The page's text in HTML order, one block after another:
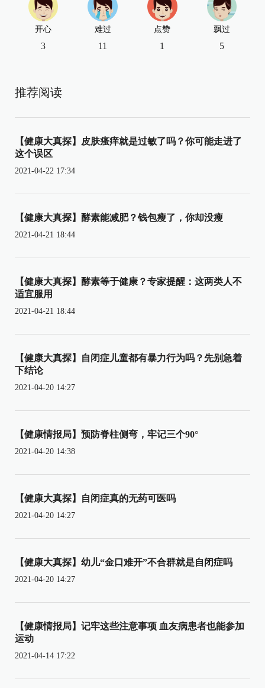
开心
3
难过
11
点赞
1
飘过
5
推荐阅读
【健康大真探】皮肤瘙痒就是过敏了吗？你可能走进了
这个误区
2021-04-22 17:34
【健康大真探】酵素能减肥？钱包瘦了，你却没瘦
2021-04-21 18:44
【健康大真探】酵素等于健康？专家提醒：这两类人不
适宜服用
2021-04-21 18:44
【健康大真探】自闭症儿童都有暴力行为吗？先别急着
下结论
2021-04-20 14:27
【健康情报局】预防脊柱侧弯，牢记三个90°
2021-04-20 14:38
【健康大真探】自闭症真的无药可医吗
2021-04-20 14:27
【健康大真探】幼儿“金口难开”不合群就是自闭症吗
2021-04-20 14:27
【健康情报局】记牢这些注意事项 血友病患者也能参加
运动
2021-04-14 17:22